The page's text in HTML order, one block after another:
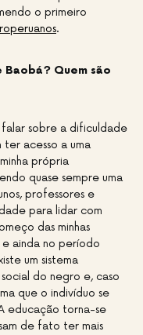
o primeiro
.
Quem são
sobre a dificuldade
acesso a uma
própria
quase sempre uma
professores e
para lidar com
das minhas
e ainda no período
um sistema
do negro e, caso
que o indivíduo se
educação torna-se
de fato ter mais